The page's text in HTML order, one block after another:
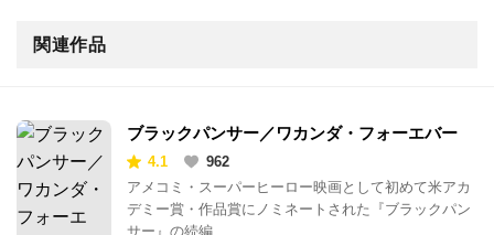
関連作品
ブラックパンサー／ワカンダ・フォーエバー
4.1
962
アメコミ・スーパーヒーロー映画として初めて米アカ
デミー賞・作品賞にノミネートされた『ブラックパン
サー』の続編